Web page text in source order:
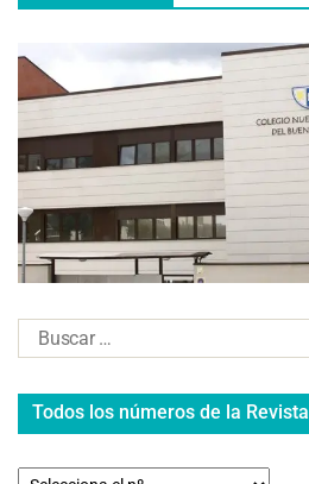
Todos los números de la Revista